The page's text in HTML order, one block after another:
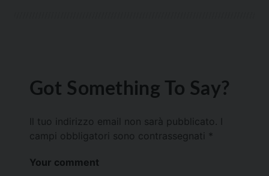
Got Something To Say?
Il tuo indirizzo email non sarà pubblicato.
campi obbligatori sono contrassegnati *
Your comment